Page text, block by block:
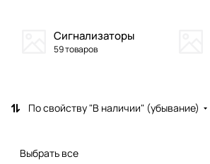
Сигнализаторы
59 товаров
По свойству "В наличии" (убывание)
Выбрать все